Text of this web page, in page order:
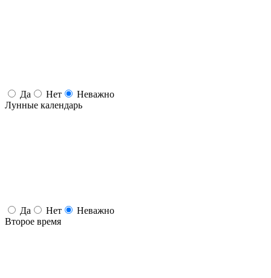
Да Нет
Неважно
Лунные календарь
Да Нет
Неважно
Второе время